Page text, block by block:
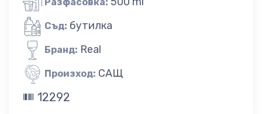
Съд: бутилка
Бранд: Real
Произход: САЩ
12292